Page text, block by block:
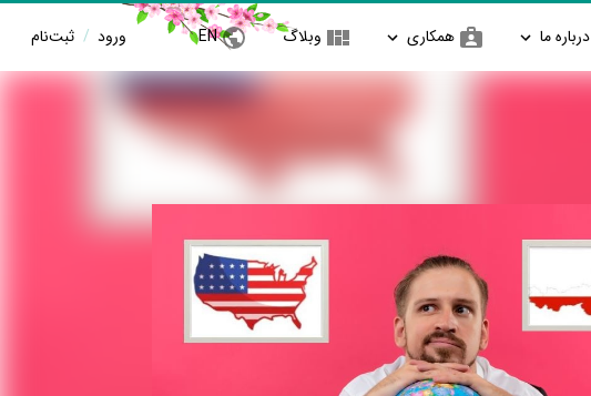
درباره ما همکاری وبلاگ EN ورود / ثبت‌نام